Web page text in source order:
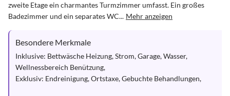
zweite Etage ein charmantes Turmzimmer umfasst. Ein großes
Badezimmer und ein separates WC... Mehr anzeigen
Besondere Merkmale
Inklusive: Bettwäsche Heizung, Strom, Garage, Wasser,
Wellnessbereich Benützung,
Exklusiv: Endreinigung, Ortstaxe, Gebuchte Behandlungen,